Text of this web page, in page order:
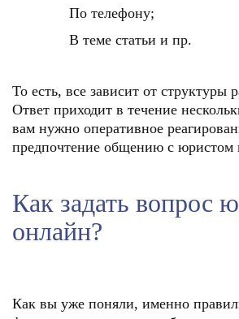
По телефону;
В теме статьи и пр.
То есть, все зависит от структуры
Ответ приходит в течение
вам нужно оперативное
предпочтение общению с юристом
Как задать вопрос
онлайн?
Как вы уже поняли, именно